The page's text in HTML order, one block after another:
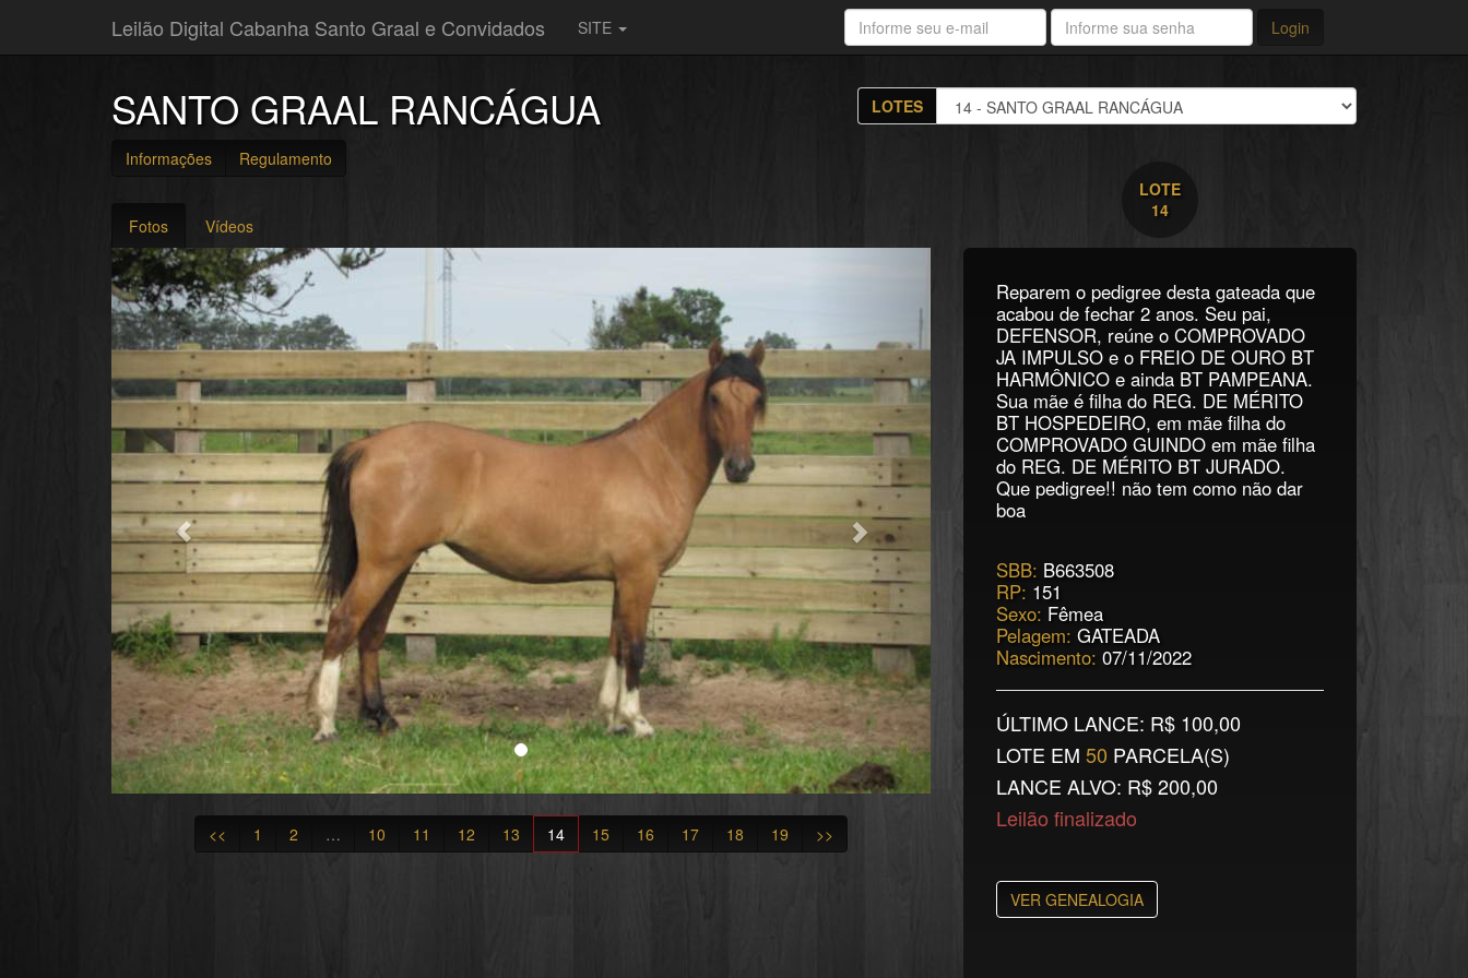
Leilão Digital Cabanha Santo Graal e Convidados SITE Login
SANTO GRAAL RANCÁGUA LOTES
Informações Regulamento
Fotos Vídeos
Anterior
<< 1 2 … 10 11 12 13 14 15 16 17 18 19 >>
LOTE
14
Reparem o pedigree desta gateada que
acabou de fechar 2 anos. Seu pai,
DEFENSOR, reúne o COMPROVADO
JA IMPULSO e o FREIO DE OURO BT
HARMÔNICO e ainda BT PAMPEANA.
Sua mãe é filha do REG. DE MÉRITO
BT HOSPEDEIRO, em mãe filha do
COMPROVADO GUINDO em mãe filha
do REG. DE MÉRITO BT JURADO.
Que pedigree!! não tem como não dar
boa
SBB: B663508
RP: 151
Sexo: Fêmea
Pelagem: GATEADA
Nascimento: 07/11/2022
ÚLTIMO LANCE: R$ 100,00
LOTE EM 50 PARCELA(S)
LANCE ALVO: R$ 200,00
Leilão finalizado
VER GENEALOGIA